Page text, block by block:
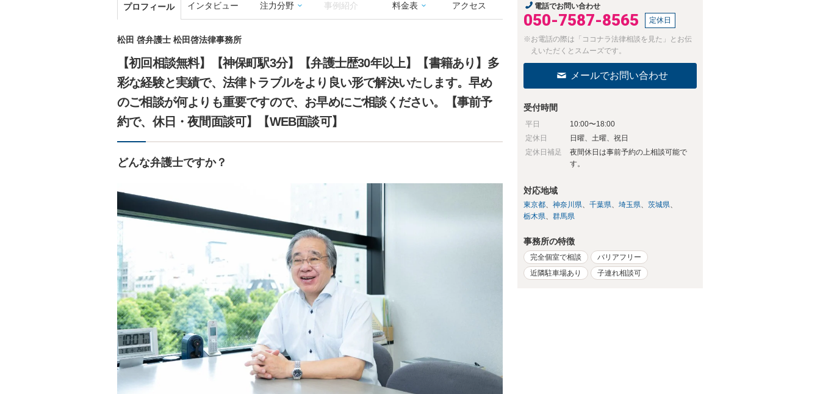
プロフィール インタビュー 注力分野 事例紹介 料金表 アクセス
松田 啓弁護士 松田啓法律事務所
【初回相談無料】【神保町駅3分】【弁護士歴30年以上】【書籍あり】多
彩な経験と実績で、法律トラブルをより良い形で解決いたします。早め
のご相談が何よりも重要ですので、お早めにご相談ください。【事前予
約で、休日・夜間面談可】【WEB面談可】
どんな弁護士ですか？
電話でお問い合わせ
050-7587-8565 定休日
※お電話の際は「ココナラ法律相談を見た」とお伝
えいただくとスムーズです。
メールでお問い合わせ
受付時間
平日
10:00〜18:00
定休日
日曜、土曜、祝日
定休日補足
夜間休日は事前予約の上相談可能で
す。
対応地域
東京都 神奈川県 千葉県 埼玉県
茨城県
栃木県
群馬県
事務所の特徴
完全個室で相談
バリアフリー
近隣駐車場あり
子連れ相談可